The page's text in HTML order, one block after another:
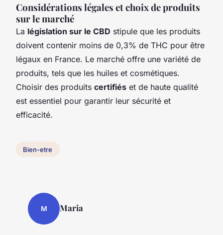
Considérations légales et choix de produits
sur le marché
La législation sur le CBD stipule que les produits
doivent contenir moins de 0,3% de THC pour être
légaux en France. Le marché offre une variété de
produits, tels que les huiles et cosmétiques.
Choisir des produits certifiés et de haute qualité
est essentiel pour garantir leur sécurité et
efficacité.
Bien-etre
M Maria